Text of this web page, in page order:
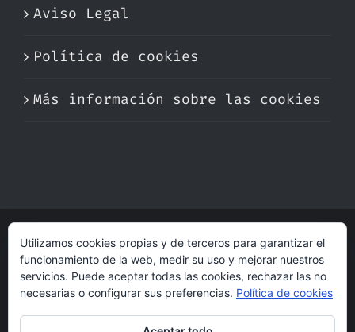
Aviso Legal
Política de cookies
Más información sobre las cookies
© Copyright 2017 -2026 | Perfumare
| Derechos Reservados | Hecho con cariño
pordogleg
Utilizamos cookies propias y de terceros para garantizar el
funcionamiento de la web, medir su uso y mejorar nuestros
servicios. Puede aceptar todas las cookies, rechazar las no
necesarias o configurar sus preferencias. Política de cookies